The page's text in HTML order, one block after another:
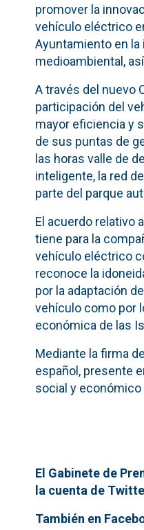
promover la
vehículo eléctrico
Ayuntamiento en
medioambiental,
A través del nuevo
participación del
mayor eficiencia y
de sus puntas de
las horas valle de
inteligente, la red
parte del parque
El acuerdo relativo
tiene para la
vehículo eléctrico
reconoce la
por la adaptación
vehículo como por
económica de las
Mediante la firma
español, presente
social y económico
El Gabinete de
la cuenta de
También en